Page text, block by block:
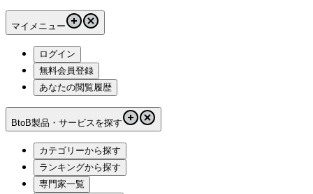
マイメニュー
ログイン
無料会員登録
あなたの閲覧履歴
BtoB製品・サービスを探す
カテゴリーから探す
ランキングから探す
専門家一覧